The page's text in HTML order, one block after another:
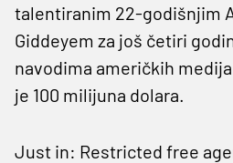
talentiranim 22-godišnjim
Giddeyem za još četiri
navodima američkih
je 100 milijuna dolara.
Just in: Restricted free